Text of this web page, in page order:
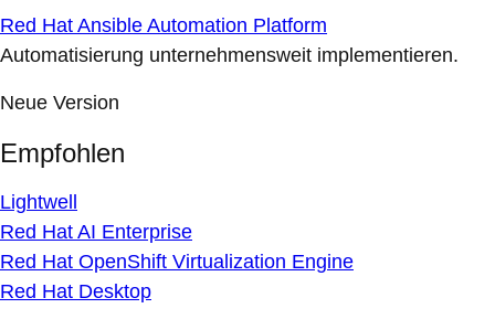
Red Hat Ansible Automation Platform
Automatisierung unternehmensweit implementieren.
Neue Version
Empfohlen
Lightwell
Red Hat AI Enterprise
Red Hat OpenShift Virtualization Engine
Red Hat Desktop